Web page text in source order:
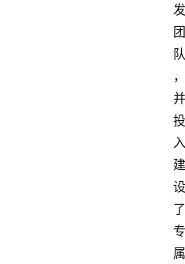
发
团
队
，
并
投
入
建
设
了
专
属